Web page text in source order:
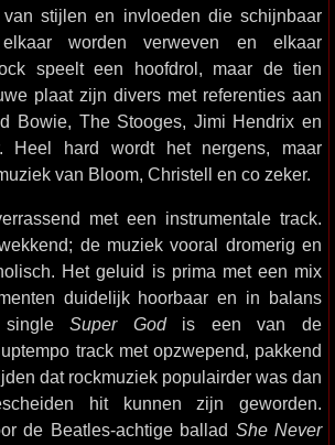
stijlen en invloeden die schijnbaar
worden verweven en elkaar
speelt een hoofdrol, maar de tien
plaat zijn divers met referenties aan
Bowie, The Stooges, Jimi Hendrix en
Heel hard wordt het nergens, maar
van Bloom, Christell en co zeker.
met een instrumentale track.
de muziek vooral dromerig en
Het geluid is prima met een mix
duidelijk hoorbaar en in balans
singleSuper Godis een van de
track met opzwepend, pakkend
dat rockmuziek populairder was dan
hit kunnen zijn geworden.
de Beatles-achtige ballad She Never